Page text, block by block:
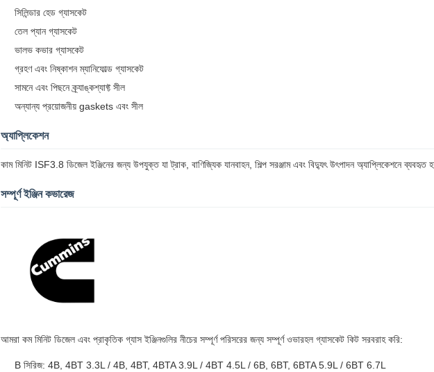
সিলিন্ডার হেড গ্যাসকেট
তেল প্যান গ্যাসকেট
ভালভ কভার গ্যাসকেট
গ্রহণ এবং নিষ্কাশন ম্যানিফোল্ড গ্যাসকেট
সামনে এবং পিছনে ক্র্যাঙ্কশ্যাফ্ট সীল
অন্যান্য প্রয়োজনীয় gaskets এবং সীল
অ্যাপ্লিকেশন
কাম মিনিট ISF3.8 ডিজেল ইঞ্জিনের জন্য উপযুক্ত যা ট্রাক, বাণিজ্যিক যানবাহন, শিল্প সরঞ্জাম এবং বিদ্যুৎ উৎপাদন অ্যাপ্লিকেশনে ব্যবহৃত
সম্পূর্ণ ইঞ্জিন কভারেজ
আমরা কম মিনিট ডিজেল এবং প্রাকৃতিক গ্যাস ইঞ্জিনগুলির নীচের সম্পূর্ণ পরিসরের জন্য সম্পূর্ণ ওভারহল গ্যাসকেট কিট সরবরাহ করি:
B সিরিজ: 4B, 4BT 3.3L / 4B, 4BT, 4BTA 3.9L / 4BT 4.5L / 6B, 6BT, 6BTA 5.9L / 6BT 6.7L